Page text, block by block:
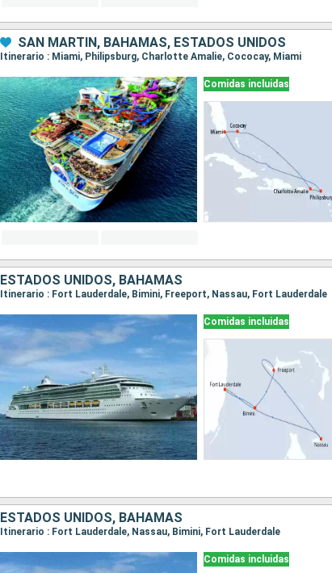
SAN MARTÍN, BAHAMAS, ESTADOS UNIDOS
Itinerario : Miami, Philipsburg, Charlotte Amalie, Cococay, Miami
Comidas incluidas
ESTADOS UNIDOS, BAHAMAS
Itinerario : Fort Lauderdale, Bimini, Freeport, Nassau, Fort Lauderdale
Comidas incluidas
ESTADOS UNIDOS, BAHAMAS
Itinerario : Fort Lauderdale, Nassau, Bimini, Fort Lauderdale
Comidas incluidas